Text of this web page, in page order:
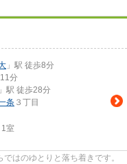
」駅 徒歩8分
分
」駅 徒歩28分
条 ３丁目
1室
はのゆとりと落ち着きです。